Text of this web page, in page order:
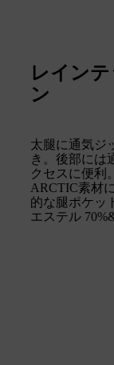
レイン
ン
太腿に通気ジ
き。後部には
クセスに便利
ARCTIC素材
的な腿ポケッ
エステル